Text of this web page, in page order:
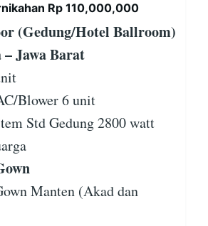
Rp 110,000,000
(Gedung/Hotel Ballroom)
Jawa Barat
Blower 6 unit
Std Gedung 2800 watt
Manten (Akad dan